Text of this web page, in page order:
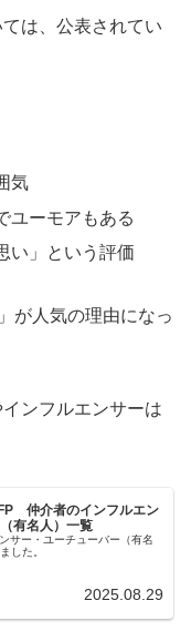
は、公表されてい
気
ユーモアもある
い」という評価
が人気の理由になっ
ンフルエンサーは
仲介者のインフルエン
有名人）一覧
サー・ユーチューバー（有名
した。
2025.08.29